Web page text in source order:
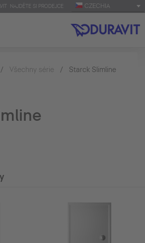
NAJDĚTE SI PRODEJCE CZECHIA
Všechny série Starck Slimline